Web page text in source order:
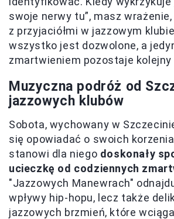
swoje nerwy tu”, masz
z przyjaciółmi w jazzowym
wszystko jest dozwolone, a
zmartwieniem pozostaje kolejny
Muzyczna podróż od
jazzowych klubów
Sobota, wychowany w
się opowiadać o swoich
stanowi dla niego doskonały
ucieczkę od codziennych
"Jazzowych Manewrach"
wpływy hip-hopu, lecz także
jazzowych brzmień, które